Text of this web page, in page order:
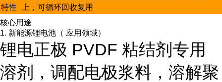
特性 上，可循环回收复用
核心用途
1. 新能源锂电池（ 应用领域）
锂电正极 PVDF 粘结剂专用
溶剂，调配电极浆料，溶解聚